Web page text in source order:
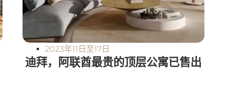
2023年11日至17日
迪拜，阿联酋最贵的顶层公寓已售出